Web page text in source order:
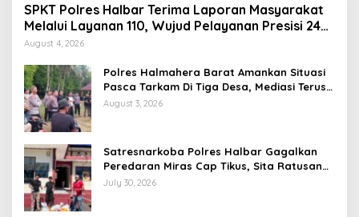
SPKT Polres Halbar Terima Laporan Masyarakat
Melalui Layanan 110, Wujud Pelayanan Presisi 24
Jam
August 4, 2026
Polres Halmahera Barat Amankan Situasi
Pasca Tarkam Di Tiga Desa, Mediasi Terus
Dilakukan
August 3, 2026
Satresnarkoba Polres Halbar Gagalkan
Peredaran Miras Cap Tikus, Sita Ratusan
Kantong Barang Bukti
July 30, 2026